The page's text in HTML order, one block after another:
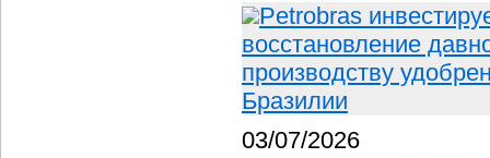
Petrobras
восстановление
производству
Бразилии
03/07/2026